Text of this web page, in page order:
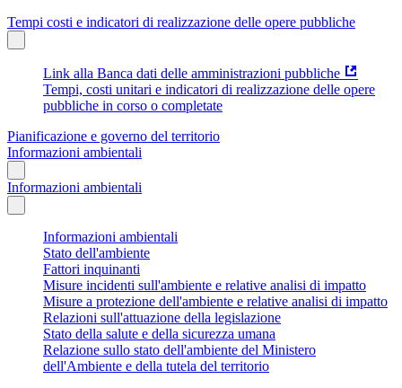
Tempi costi e indicatori di realizzazione delle opere pubbliche
Link alla Banca dati delle amministrazioni pubbliche
Tempi, costi unitari e indicatori di realizzazione delle opere
pubbliche in corso o completate
Pianificazione e governo del territorio
Informazioni ambientali
Informazioni ambientali
Informazioni ambientali
Stato dell'ambiente
Fattori inquinanti
Misure incidenti sull'ambiente e relative analisi di impatto
Misure a protezione dell'ambiente e relative analisi di impatto
Relazioni sull'attuazione della legislazione
Stato della salute e della sicurezza umana
Relazione sullo stato dell'ambiente del Ministero
dell'Ambiente e della tutela del territorio